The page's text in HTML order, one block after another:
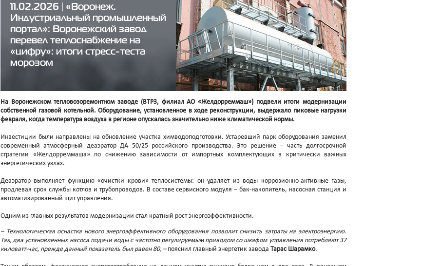
11.02.2026 | «Воронеж.
Индустриальный промышленный
портал»: Воронежский завод
перевел теплоснабжение на
«цифру»: итоги стресс-теста
морозом
На Воронежском тепловозоремонтном заводе (ВТРЗ, филиал АО «Желдорреммаш») подвели итоги модернизации
собственной газовой котельной. Оборудование, установленное в ходе реконструкции, выдержало пиковые нагрузки
февраля, когда температура воздуха в регионе опускалась значительно ниже климатической нормы.
Инвестиции были направлены на обновление участка химводоподготовки. Устаревший парк оборудования заменил
современный атмосферный деаэратор ДА 50/25 российского производства. Это решение – часть долгосрочной
стратегии «Желдорреммаша» по снижению зависимости от импортных комплектующих в критически важных
энергетических узлах.
Деаэратор выполняет функцию «очистки крови» теплосистемы: он удаляет из воды коррозионно-активные газы,
продлевая срок службы котлов и трубопроводов. В составе сервисного модуля – бак-накопитель, насосная станция и
автоматизированный щит управления.
Одним из главных результатов модернизации стал кратный рост энергоэффективности.
– Технологическая оснастка нового энергоэффективного оборудования позволит снизить затраты на электроэнергию.
Так, два установленных насоса подачи воды с частотно регулируемым приводом со шкафом управления потребляют 37
киловатт-час, прежде данный показатель был равен 80, –пояснил главный энергетик завода Тарас Шарамко.